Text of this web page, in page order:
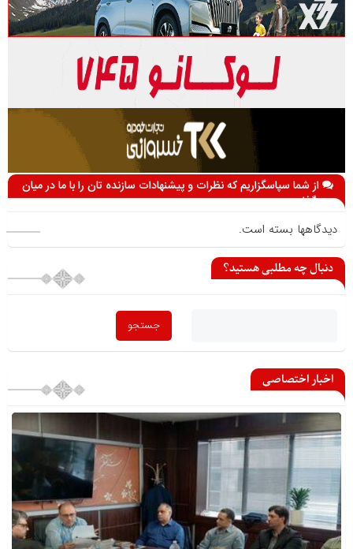
از شما سپاسگزاریم که نظرات و پیشنهادات سازنده تان را با ما در میان
می گذارید
دیدگاهها بسته است.
دنبال چه مطلبی هستید؟
اخبار اختصاصی